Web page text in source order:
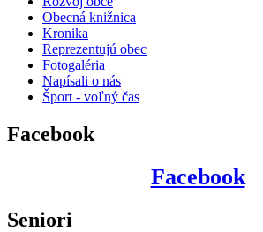
Obecná knižnica
Kronika
Reprezentujú obec
Fotogaléria
Napísali o nás
Šport - voľný čas
Facebook
Facebook
Seniori